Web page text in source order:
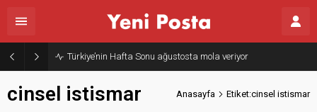
Türkiye’nin Hafta Sonu ağustosta mola veriyor
cinsel istismar Anasayfa Etiket:cinsel istismar